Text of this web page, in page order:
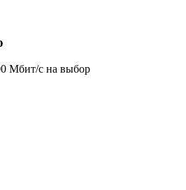
Мбит/с на выбор